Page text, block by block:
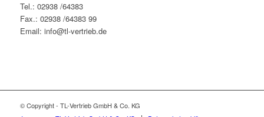
Tel.: 02938 /64383
Fax.: 02938 /64383 99
Email: info@tl-vertrieb.de
© Copyright - TL-Vertrieb GmbH & Co. KG